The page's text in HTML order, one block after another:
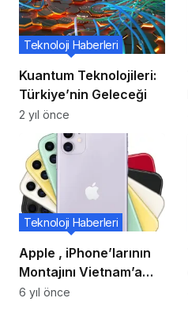
Kuantum Teknolojileri:
Türkiye’nin Geleceği
Teknoloji Haberleri
2 yıl önce
Apple , iPhone’larının
Montajını Vietnam’a
Getirmeyi Düşünüyor
Teknoloji Haberleri
6 yıl önce